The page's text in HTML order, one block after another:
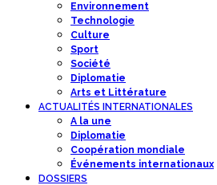
Environnement
Technologie
Culture
Sport
Société
Diplomatie
Arts et Littérature
ACTUALITÉS INTERNATIONALES
A la une
Diplomatie
Coopération mondiale
Événements internationaux
DOSSIERS